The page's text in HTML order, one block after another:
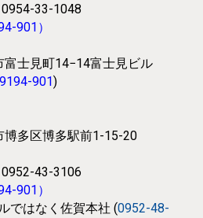
0954-33-1048
901 ）
富士見町14−14富士見ビル
901)
博多区博多駅前1-15-20
0952-43-3106
901 ）
ではなく 佐賀本社 (0952-48-